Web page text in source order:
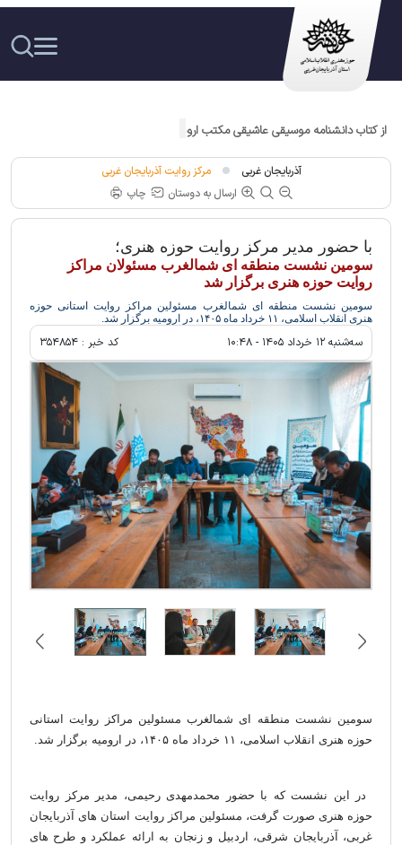
از کتاب دانشنامه موسیقی عاشیقی مکتب ارومیه رونمایی شد
آذربایجان غربی
مرکز روایت آذربایجان غربی
ارسال به دوستان
چاپ
با حضور مدیر مرکز روایت حوزه هنری؛
سومین نشست منطقه ای شمالغرب مسئولان مراکز
روایت حوزه هنری برگزار شد
سومین نشست منطقه ای شمالغرب مسئولین مراکز روایت استانی حوزه
هنری انقلاب اسلامی، ۱۱ خرداد ماه ۱۴۰۵، در ارومیه برگزار شد.
سه‌شنبه ۱۲ خرداد ۱۴۰۵ - ۱۰:۴۸ کد خبر :
سومین نشست منطقه ایشمالغرب مسئولین مراکز روایت استانی
حوزه هنری انقلاب اسلامی، ۱۱ خرداد ماه ۱۴۰۵، در ارومیه برگزار شد.
در این نشست که با حضور محمدمهدی رحیمی، مدیر مرکز روایت
حوزه هنری صورت گرفت، مسئولین مراکز روایت استان های آذربایجان
غربی، آذربایجان شرقی، اردبیل و زنجان به ارائه عملکرد و طرح های